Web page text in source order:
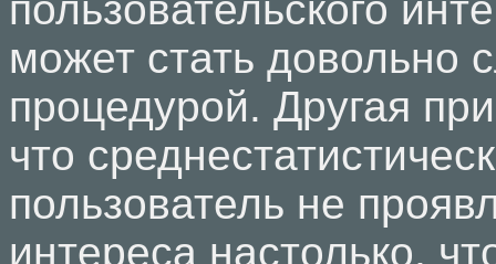
пользовательского
может стать довольно
процедурой. Другая
что
пользователь не
интереса настолько,